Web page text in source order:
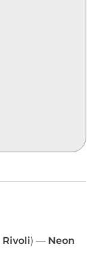
Rivoli) — Neon